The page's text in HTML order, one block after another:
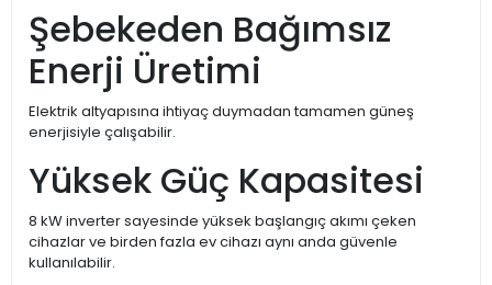
Şebekeden Bağımsız
Enerji Üretimi
Elektrik altyapısına ihtiyaç duymadan tamamen güneş
enerjisiyle çalışabilir.
Yüksek Güç Kapasitesi
8 kW inverter sayesinde yüksek başlangıç akımı çeken
cihazlar ve birden fazla ev cihazı aynı anda güvenle
kullanılabilir.